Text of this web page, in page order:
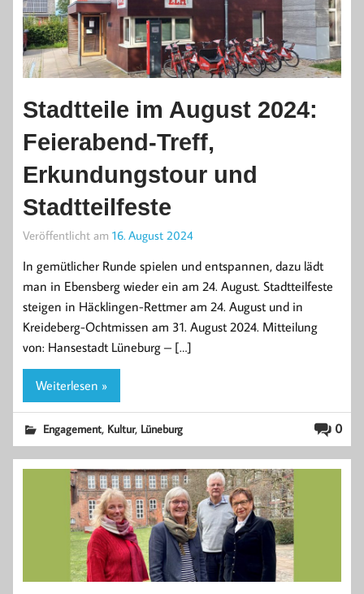
Stadtteile im August 2024:
Feierabend-Treff,
Erkundungstour und
Stadtteilfeste
Veröffentlicht am 16. August 2024
In gemütlicher Runde spielen und entspannen, dazu lädt
man in Ebensberg wieder ein am 24. August. Stadtteilfeste
steigen in Häcklingen-Rettmer am 24. August und in
Kreideberg-Ochtmissen am 31. August 2024. Mitteilung
von: Hansestadt Lüneburg – […]
Weiterlesen »
0
Engagement, Kultur, Lüneburg